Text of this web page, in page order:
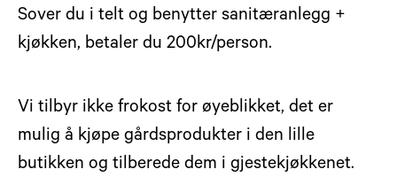
Sover du i telt og benytter sanitæranlegg +
kjøkken, betaler du 200kr/person.
Vi tilbyr ikke frokost for øyeblikket, det er
mulig å kjøpe gårdsprodukter i den lille
butikken og tilberede dem i gjestekjøkkenet.